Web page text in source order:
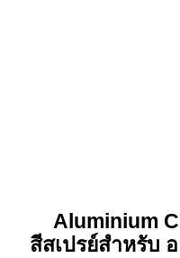
Aluminium
สีสเปรย์สำหรับ